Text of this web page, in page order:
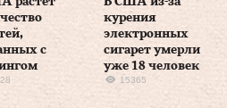
с
курения
электронных
сигарет умерли
уже 18 человек
15365